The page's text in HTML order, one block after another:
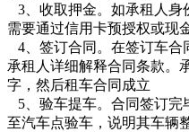
3、收取押金。如承租人身
需要通过信用卡预授权或现
4、签订合同。在签订车合
承租人详细解释合同条款。
字，然后租车合同成立
5、验车提车。合同签订完
至汽车点验车，说明其车辆